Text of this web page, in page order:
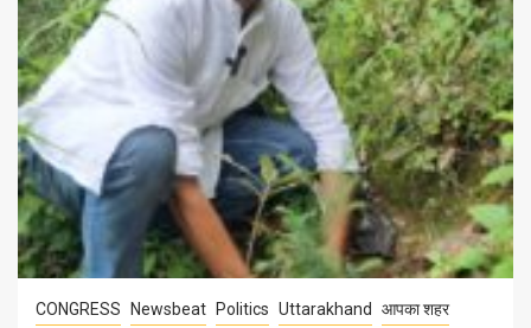
CONGRESS Newsbeat Politics Uttarakhand
आपका शहर